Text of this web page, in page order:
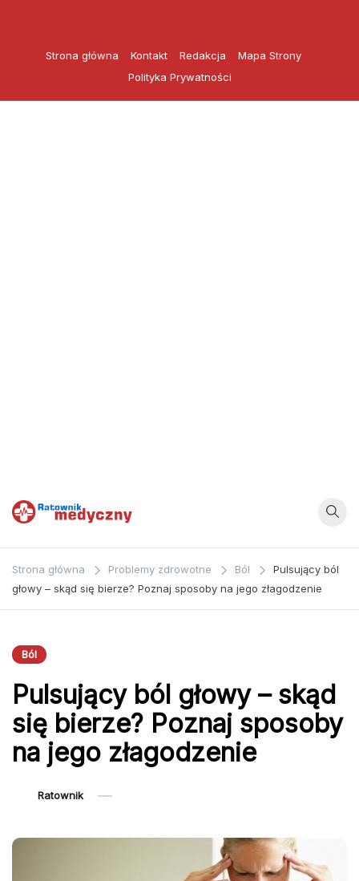
Strona główna Kontakt Redakcja
Mapa Strony
Polityka Prywatności
Ratownik
Medyczny
zagadnieniom z
bezpośrednio
medycznego.
Strona główna Problemy zdrowotne Ból
Pulsujący ból
głowy – skąd się bierze? Poznaj sposoby na jego złagodzenie
Ból
Pulsujący ból głowy – skąd
się bierze? Poznaj sposoby
na jego złagodzenie
Ratownik